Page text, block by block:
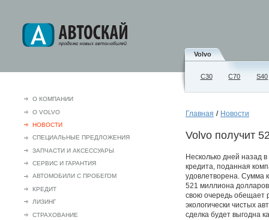
Volvo
С30 C70 S40
О КОМПАНИИ
О VOLVO
НОВОСТИ
СПЕЦИАЛЬНЫЕ ПРЕДЛОЖЕНИЯ
ЗАПЧАСТИ И АКСЕCСУАРЫ
СЕРВИС И ГАРАНТИЯ
АВТОМОБИЛИ С ПРОБЕГОМ
КРЕДИТ
ЛИЗИНГ
СТРАХОВАНИЕ
Главная / Новости
Volvo получит
Несколько дней назад
кредита, поданная
удовлетворена. Сумма
521 миллиона
свою очередь обещает
экологически чистых
сделка будет выгодна